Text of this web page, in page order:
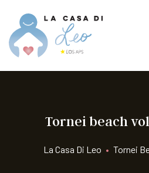
Tornei beach
La Casa Di Leo • Tornei